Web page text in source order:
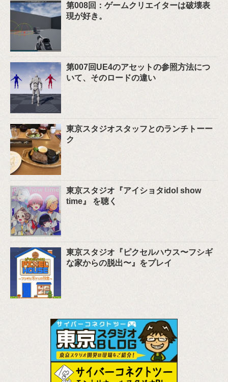
第008回：ゲームクリエイターは破壊表
現が好き。
第007回UE4のアセットの参照方法につ
いて、そのロードの違い
東京スタジオスタッフとのランチトーー
ク
東京スタジオ『アイショタidol show
time』 を聴く
東京スタジオ『ピクセルハウス〜フシギ
な家からの脱出〜』をプレイ